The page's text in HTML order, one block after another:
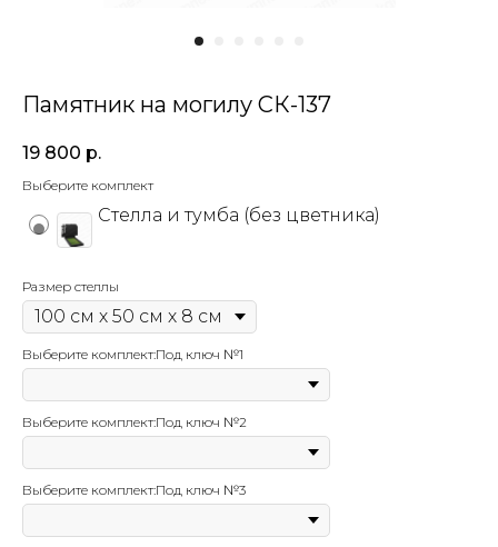
Памятник на могилу СК-137
19 800 р.
Выберите комплект
Стелла и тумба (без цветника)
Размер стеллы
Выберите комплект:Под ключ №1
Выберите комплект:Под ключ №2
Выберите комплект:Под ключ №3